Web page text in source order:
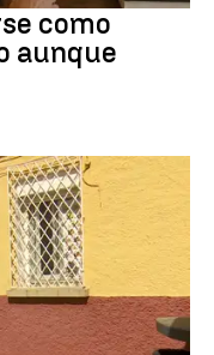
como
aunque